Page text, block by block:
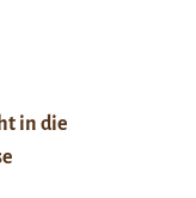
in die